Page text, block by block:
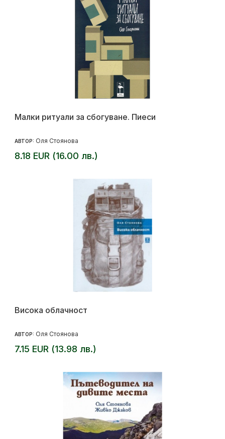
Малки ритуали за сбогуване. Пиеси
АВТОР: Оля Стоянова
8.18 EUR (16.00 лв.)
Висока облачност
АВТОР: Оля Стоянова
7.15 EUR (13.98 лв.)